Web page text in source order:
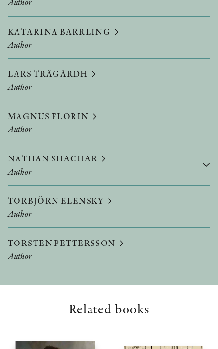
KATARINA BARRLING
Author
LARS TRÄGÅRDH
Author
MAGNUS FLORIN
Author
NATHAN SHACHAR
Author
TORBJÖRN ELENSKY
Author
TORSTEN PETTERSSON
Author
Related books